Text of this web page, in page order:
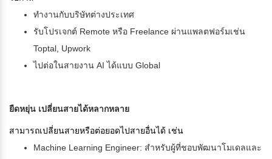
ทำงานกับบริษัทต่างประเทศ
รับโปรเจกต์ Remote หรือ Freelance ผ่านแพลตฟอร์มเช่น
Toptal, Upwork
ไปต่อในสายงาน AI ได้แบบ Global
ยืดหยุ่น เปลี่ยนสายได้หลากหลาย
สามารถเปลี่ยนสายหรือต่อยอดไปสายอื่นได้ เช่น
Machine Learning Engineer: สำหรับผู้ที่ชอบพัฒนาโมเดลและ